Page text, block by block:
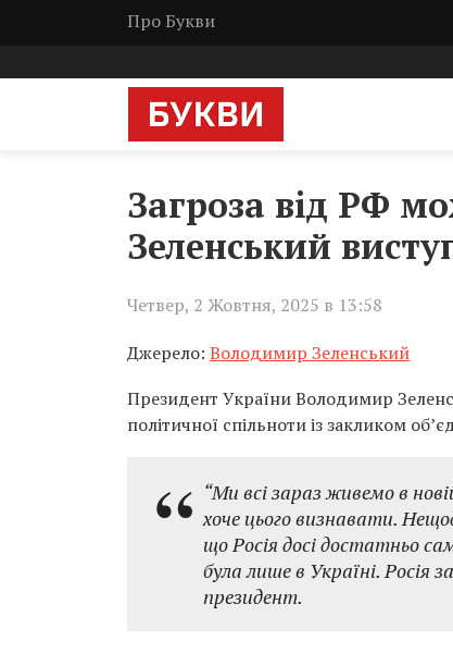
Про Букви
Загроза від РФ
Зеленський
Четвер, 2 Жовтня, 2025 в 13:58
Джерело: Володимир Зеленський
Президент України Володимир
політичної спільноти із закликом
“Ми всі зараз живемо в
хоче цього визнавати.
що Росія досі достатньо
була лише в Україні. Росія
президент.